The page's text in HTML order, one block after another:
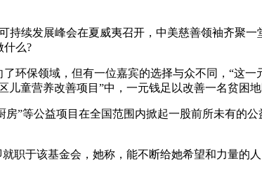
持续发展峰会在夏威夷召开，中美慈善领袖齐聚
什么?
环保领域，但有一位嘉宾的选择与众不同，“这
儿童营养改善项目”中，一元钱足以改善一名贫困地
房”等公益项目在全国范围内掀起一股前所未有
职于该基金会，她称，能不断给她希望和力量